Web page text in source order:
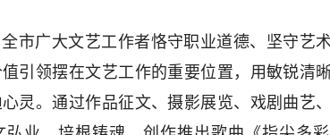
市广大文艺工作者恪守职业道德、坚守艺
引领摆在文艺工作的重要位置，用敏锐清
灵。通过作品征文、摄影展览、戏剧曲艺